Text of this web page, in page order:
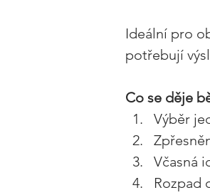
Ideální pro
potřebují
Co se děje
Výběr
Včasná
Rozpad